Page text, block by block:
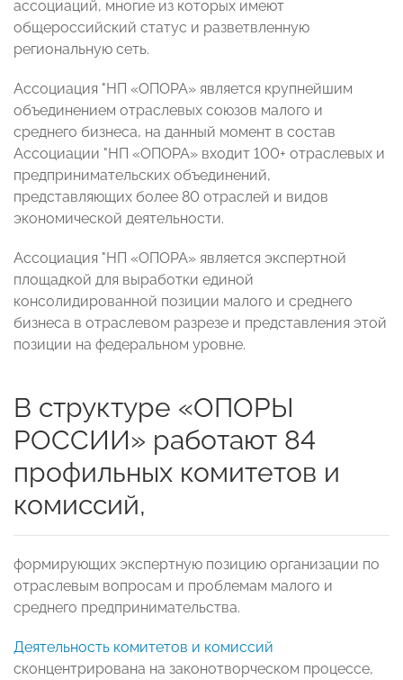
ассоциаций, многие из которых имеют
общероссийский статус и разветвленную
региональную сеть.
Ассоциация "НП «ОПОРА» является крупнейшим
объединением отраслевых союзов малого и
среднего бизнеса, на данный момент в состав
Ассоциации "НП «ОПОРА» входит 100+ отраслевых и
предпринимательских объединений,
представляющих более 80 отраслей и видов
экономической деятельности.
Ассоциация "НП «ОПОРА» является экспертной
площадкой для выработки единой
консолидированной позиции малого и среднего
бизнеса в отраслевом разрезе и представления этой
позиции на федеральном уровне.
В структуре «ОПОРЫ
РОССИИ» работают 84
профильных комитетов и
комиссий,
формирующих экспертную позицию организации по
отраслевым вопросам и проблемам малого и
среднего предпринимательства.
Деятельность комитетов и комиссий
сконцентрирована на законотворческом процессе,